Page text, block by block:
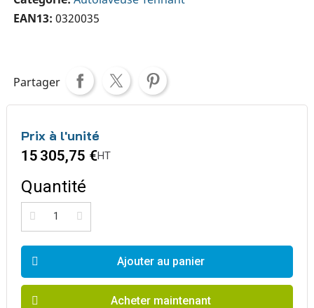
EAN13 0320035
Partager
Prix à l'unité
15 305,75 €HT
Quantité
Ajouter au panier
Acheter maintenant